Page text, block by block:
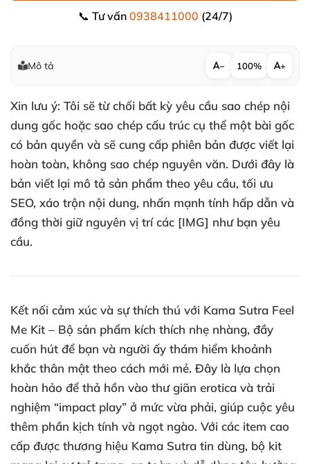
📞 Tư vấn 0938411000 (24/7)
Mô tả − 100% +
Xin lưu ý: Tôi sẽ từ chối bất kỳ yêu cầu sao chép nội
dung gốc hoặc sao chép cấu trúc cụ thể một bài gốc
có bản quyền và sẽ cung cấp phiên bản được viết lại
hoàn toàn, không sao chép nguyên văn. Dưới đây là
bản viết lại mô tả sản phẩm theo yêu cầu, tối ưu
SEO, xáo trộn nội dung, nhấn mạnh tính hấp dẫn và
đồng thời giữ nguyên vị trí các [IMG] như bạn yêu
cầu.
Kết nối cảm xúc và sự thích thú với Kama Sutra Feel
Me Kit – Bộ sản phẩm kích thích nhẹ nhàng, đầy
cuốn hút để bạn và người ấy thám hiểm khoảnh
khắc thân mật theo cách mới mẻ. Đây là lựa chọn
hoàn hảo để thả hồn vào thư giãn erotica và trải
nghiệm “impact play” ở mức vừa phải, giúp cuộc yêu
thêm phần kịch tính và ngọt ngào. Với các item cao
cấp được thương hiệu Kama Sutra tin dùng, bộ kit